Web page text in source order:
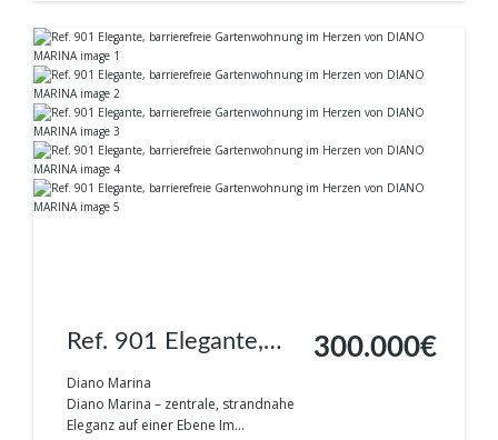
Ref. 901 Elegante,
barrierefreie
Gartenwohnung im
Diano Marina
Diano Marina – zentrale, strandnahe
Eleganz auf einer Ebene Im...
300.000€